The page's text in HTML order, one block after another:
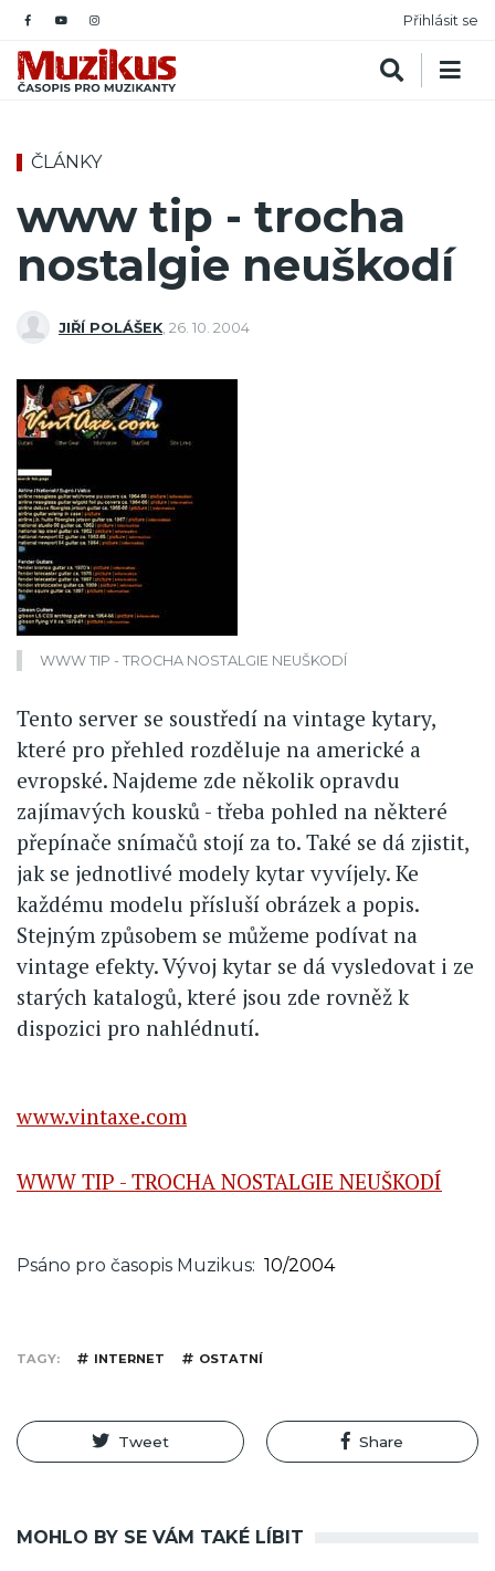
Přihlásit se
ČLÁNKY
www tip - trocha
nostalgie neuškodí
JIŘÍ POLÁŠEK 26. 10. 2004
WWW TIP - TROCHA NOSTALGIE NEUŠKODÍ
Tento server se soustředí na vintage kytary,
které pro přehled rozděluje na americké a
evropské. Najdeme zde několik opravdu
zajímavých kousků - třeba pohled na některé
přepínače snímačů stojí za to. Také se dá zjistit,
jak se jednotlivé modely kytar vyvíjely. Ke
každému modelu přísluší obrázek a popis.
Stejným způsobem se můžeme podívat na
vintage efekty. Vývoj kytar se dá vysledovat i ze
starých katalogů, které jsou zde rovněž k
dispozici pro nahlédnutí.
www.vintaxe.com
WWW TIP - TROCHA NOSTALGIE NEUŠKODÍ
Psáno pro časopis Muzikus 10/2004
TAGY INTERNET OSTATNÍ
Tweet Share
MOHLO BY SE VÁM TAKÉ LÍBIT